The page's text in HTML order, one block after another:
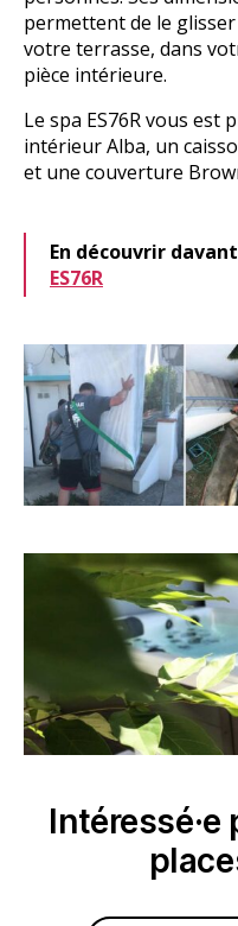
permettent de le
votre terrasse, dans
pièce intérieure.
Le spa ES76R vous est
intérieur Alba, un
et une couverture
En découvrir
ES76R